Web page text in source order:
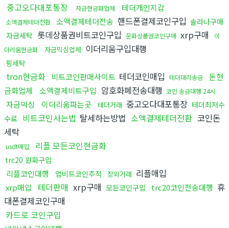
중고오다대포통장
자금현금화업체 테더개인지갑
소액결제테더전환 소액결제테더전송 핸드폰결제코인구입 솔라나구매
자금세탁 롯데상품권비트코인구입 문화상품권코인구매 xrp구매
이
더리움현금화
자금믹싱업체 이더리움구입대행
핑세탁
tron현금화 비트코인판매사이트 테더코인매입 테더대리송금
돈현
금화업체
소액결제비트구입 암호화폐전송대행 코인 송금대행 24시
자금믹싱 이더리움파는곳 테더거래 중고오다대포통장 테더최저수
수료 비트코인사는법 탈세하는방법 소액결제테더전환 코인돈
세탁
usdt매입 리플 모든코인현금화
trc20 원화구입
리플코인대행 업비트코인추적 장외거래 리플매입
xrp매입 테더판매 xrp구매 모든코인구입 trc20코인전송대행 휴
대폰결제코인구매
카드로 코인구입